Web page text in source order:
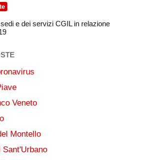
e dei servizi CGIL in relazione
Veneto
Montello
Sant'Urbano